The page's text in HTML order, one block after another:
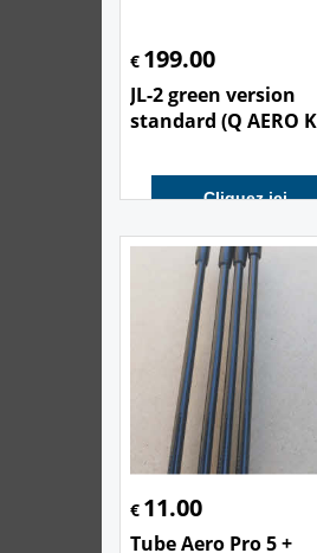
€ 199.00
JL-2 green version